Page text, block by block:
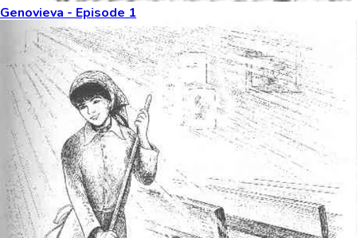
Genovieva - Episode 1